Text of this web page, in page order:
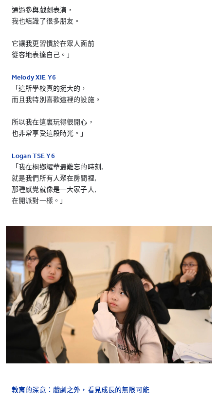
通過參與戲劇表演，
我也結識了很多朋友。
它讓我更習慣於在眾人面前
從容地表達自己。」
Melody XIE Y6
「這所學校真的挺大的，
而且我特別喜歡這裡的設施。
所以我在這裏玩得很開心，
也非常享受這段時光。」
Logan TSE Y6
「我在桐鄉耀華最難忘的時刻,
就是我們所有人聚在房間裡,
那種感覺就像是一大家子人,
在開派對一樣。」
教育的深意：戲劇之外，看見成長的無限可能